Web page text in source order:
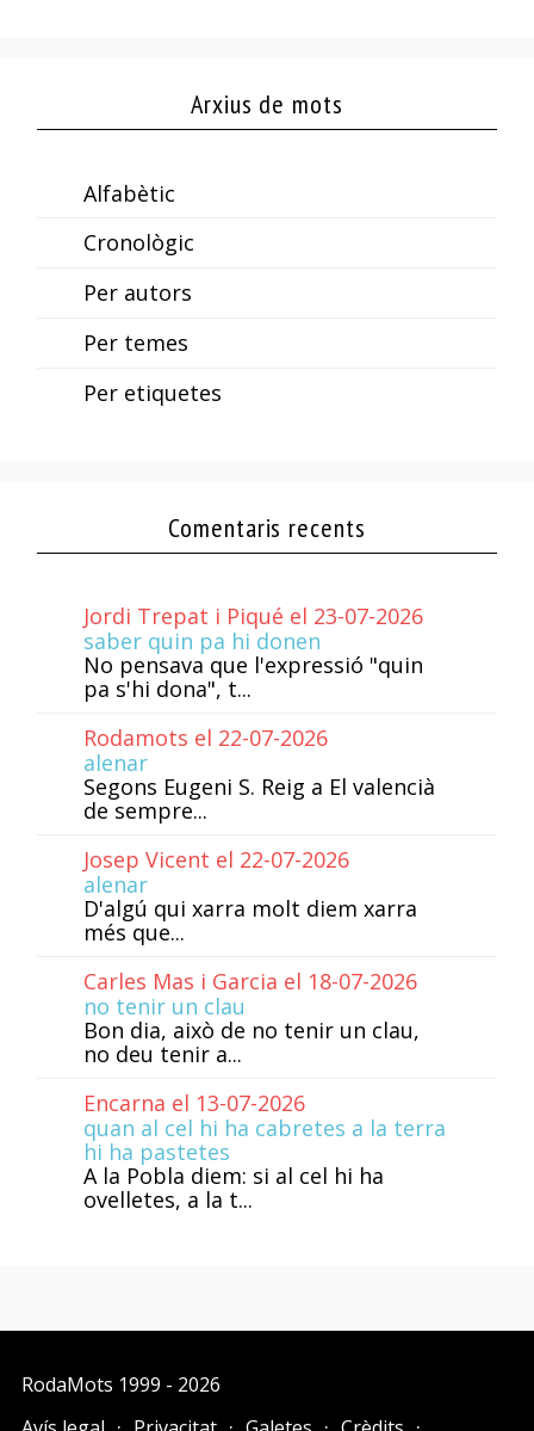
Arxius de mots
Alfabètic
Cronològic
Per autors
Per temes
Per etiquetes
Comentaris recents
Jordi Trepat i Piqué el 23-07-2026
saber quin pa hi donen
No pensava que l'expressió "quin
pa s'hi dona", t...
Rodamots el 22-07-2026
alenar
Segons Eugeni S. Reig a El valencià
de sempre...
Josep Vicent el 22-07-2026
alenar
D'algú qui xarra molt diem xarra
més que...
Carles Mas i Garcia el 18-07-2026
no tenir un clau
Bon dia, això de no tenir un clau,
no deu tenir a...
Encarna el 13-07-2026
quan al cel hi ha cabretes a la terra
hi ha pastetes
A la Pobla diem: si al cel hi ha
ovelletes, a la t...
RodaMots 1999 - 2026